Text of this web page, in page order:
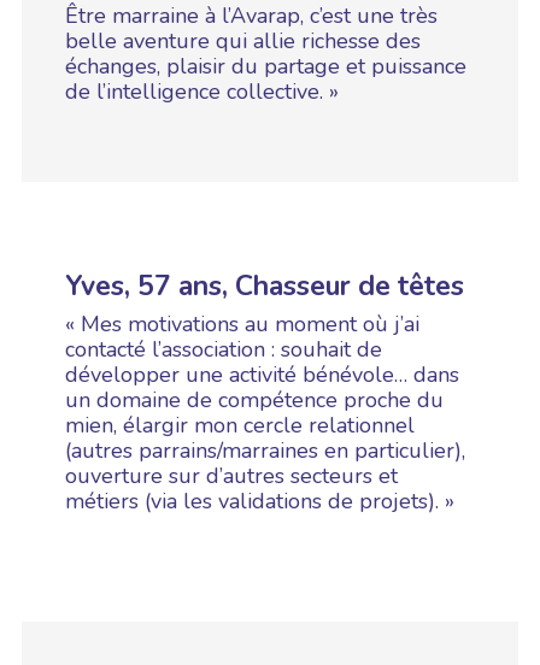
Être marraine à l’Avarap, c’est une très
belle aventure qui allie richesse des
échanges, plaisir du partage et puissance
de l’intelligence collective. »
Yves, 57 ans, Chasseur de têtes
« Mes motivations au moment où j’ai
contacté l’association : souhait de
développer une activité bénévole… dans
un domaine de compétence proche du
mien, élargir mon cercle relationnel
(autres parrains/marraines en particulier),
ouverture sur d’autres secteurs et
métiers (via les validations de projets). »